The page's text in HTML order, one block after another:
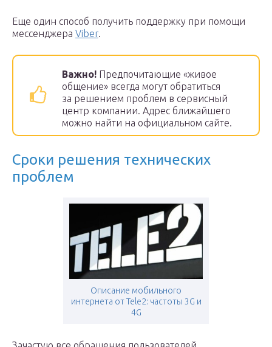
Еще один способ получить поддержку при помощи
мессенджера Viber.
Важно! Предпочитающие «живое
общение» всегда могут обратиться
за решением проблем в сервисный
центр компании. Адрес ближайшего
можно найти на официальном сайте.
Сроки решения технических
проблем
Описание мобильного
интернета от Tele2: частоты 3G и
4G